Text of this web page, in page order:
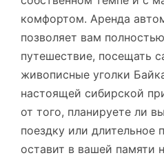
комфортом. Аренда
позволяет вам
путешествие, посещать
живописные уголки
настоящей сибирской
от того, планируете ли
поездку или длительное
оставит в вашей памяти